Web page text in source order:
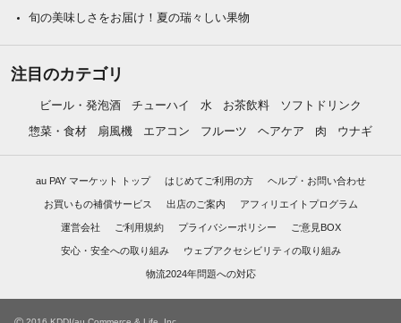
旬の美味しさをお届け！夏の瑞々しい果物
注目のカテゴリ
ビール・発泡酒 チューハイ 水 お茶飲料
ソフトドリンク
惣菜・食材
扇風機 エアコン フルーツ ヘアケア 肉 ウナギ
au PAY マーケット トップ はじめてご利用の方 ヘルプ・お問い合わせ
お買いもの補償サービス 出店のご案内 アフィリエイトプログラム
運営会社 ご利用規約 プライバシーポリシー ご意見BOX
安心・安全への取り組み ウェブアクセシビリティの取り組み
物流2024年問題への対応